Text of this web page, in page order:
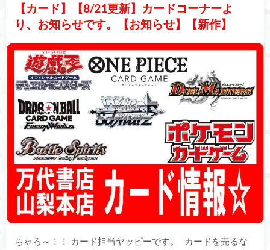
【カード】【8/21更新】カードコーナーよ
り、お知らせです。【お知らせ】【新作】
ちゃろ～！！ カード担当ヤッピーです。 カードを売るな